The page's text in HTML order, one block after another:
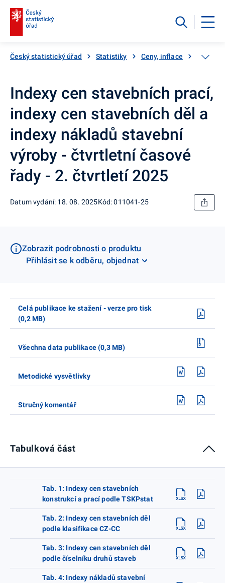
Český statistický úřad Statistiky Ceny, inflace Ceny
Indexy cen stavebních prací,
indexy cen stavebních děl a
indexy nákladů stavební
výroby - čtvrtletní časové
řady - 2. čtvrtletí 2025
Datum vydání: 18. 08. 2025Kód: 011041-25
Zobrazit podrobnosti o produktu
Přihlásit se k odběru, objednat
Celá publikace ke stažení - verze pro tisk
(0,2 MB)
Všechna data publikace (0,3 MB)
Metodické vysvětlivky
Stručný komentář
Tabulková část
Tab. 1: Indexy cen stavebních
konstrukcí a prací podle TSKPstat
Tab. 2: Indexy cen stavebních děl
podle klasifikace CZ-CC
Tab. 3: Indexy cen stavebních děl
podle číselníku druhů staveb
Tab. 4: Indexy nákladů stavební